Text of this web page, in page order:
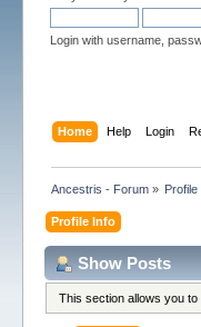
Login with username,
Home Help Login
Ancestris - Forum»
Profile Info
Show Posts
This section allows you